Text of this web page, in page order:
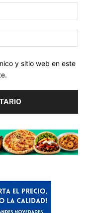
y sitio web en este